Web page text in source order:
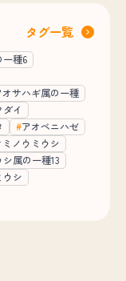
タグ一覧
一種6
オサハギ属の一種
イ
アオベニハゼ
ミノウミウシ
属の一種13
ウシ